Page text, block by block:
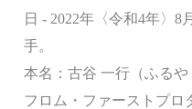
日 - 2022年〈令和4年〉8
手。
本名：古谷 一行（ふるや
フロム・ファーストプロ